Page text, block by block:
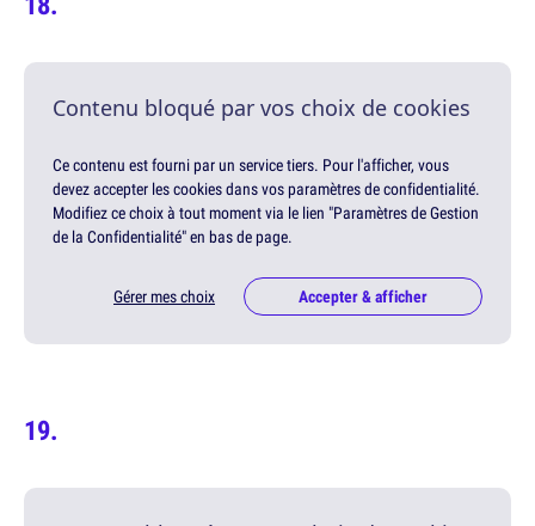
Contenu bloqué par vos choix de cookies
Ce contenu est fourni par un service tiers. Pour l'afficher, vous
devez accepter les cookies dans vos paramètres de confidentialité.
Modifiez ce choix à tout moment via le lien "Paramètres de Gestion
de la Confidentialité" en bas de page.
Gérer mes choix Accepter & afficher